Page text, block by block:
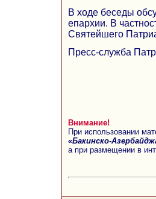
В ходе беседы
епархии. В
Святейшего
Пресс-служба
Внимание!
При использовании
«Бакинско-
а при размещении в